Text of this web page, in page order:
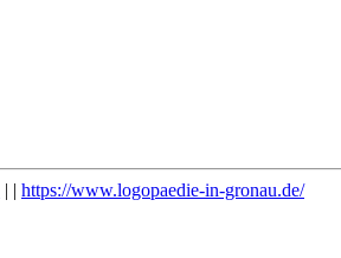
| | https://www.logopaedie-in-gronau.de/